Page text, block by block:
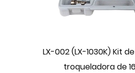
LX-002 (LX-1030K) Kit
troqueladora de